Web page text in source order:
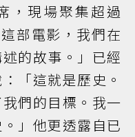
，現場聚集超過
部電影，我們在
的故事。」已經
「這就是歷史。
們的目標。我一
」他更透露自已